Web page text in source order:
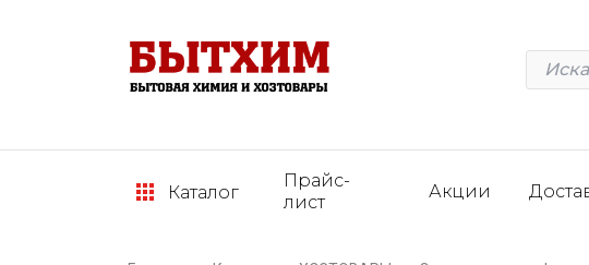
Каталог
Прайс-
лист
Акции